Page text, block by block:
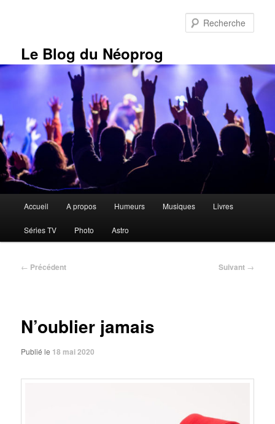
Le Blog du Néoprog
Accueil A propos Humeurs Musiques Livres
Séries TV Photo Astro
Navigation
← Précédent Suivant →
N’oublier jamais
Publié le 18 mai 2020